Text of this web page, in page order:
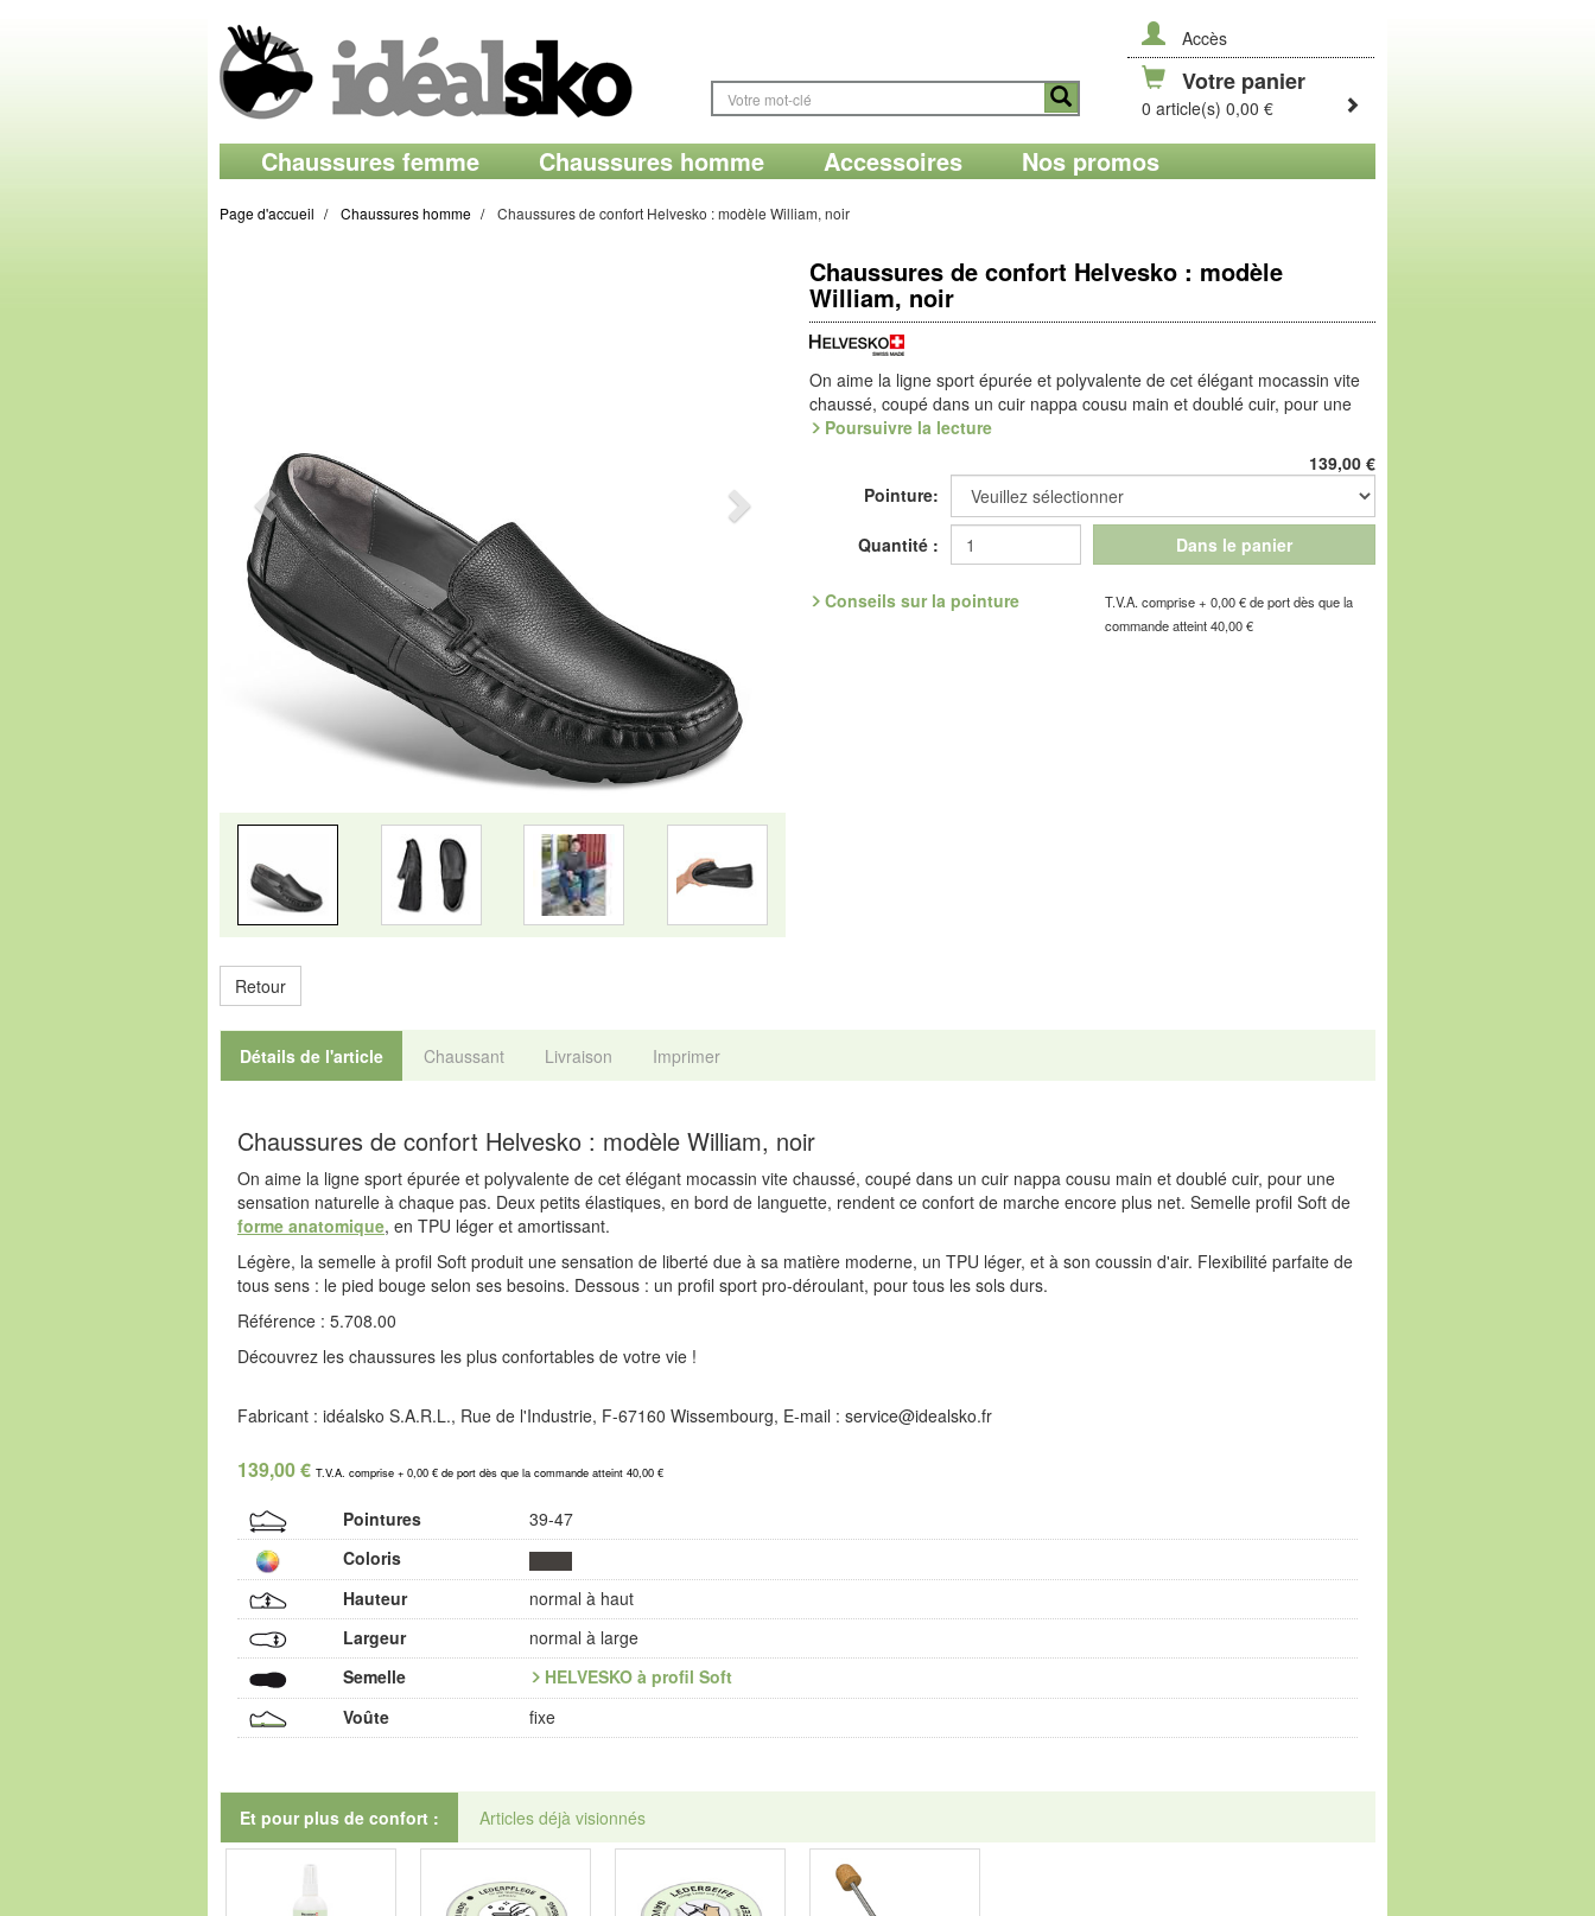
Accès
Votre panier
0 article(s) 0,00 €
Chaussures femme Chaussures homme Accessoires Nos promos
Page d'accueil Chaussures homme Chaussures de confort Helvesko : modèle William, noir
Chaussures de confort Helvesko : modèle
William, noir
On aime la ligne sport épurée et polyvalente de cet élégant mocassin vite
chaussé, coupé dans un cuir nappa cousu main et doublé cuir, pour une
sensation naturelle à chaque pas. Deux petits élastiques, en bord de
forme anatomique, en TPU léger et amortissant.
Légère, la semelle à profil Soft produit une sensation de liberté due à sa
matière moderne, un TPU léger, et à son coussin d'air. Flexibilité parfaite
de tous sens : le pied bouge selon ses besoins. Dessous : un profil sport
Référence : 5.708.00
Poursuivre la lecture
139,00 €
Pointure:
Quantité : Dans le panier
Conseils sur la pointure
T.V.A. comprise + 0,00 € de port dès que la
commande atteint 40,00 €
Retour
Détails de l'article Chaussant Livraison Imprimer
Chaussures de confort Helvesko : modèle William, noir
On aime la ligne sport épurée et polyvalente de cet élégant mocassin vite chaussé, coupé dans un cuir nappa cousu main et doublé cuir, pour une
sensation naturelle à chaque pas. Deux petits élastiques, en bord de languette, rendent ce confort de marche encore plus net. Semelle profil Soft de
forme anatomique, en TPU léger et amortissant.
Légère, la semelle à profil Soft produit une sensation de liberté due à sa matière moderne, un TPU léger, et à son coussin d'air. Flexibilité parfaite de
tous sens : le pied bouge selon ses besoins. Dessous : un profil sport pro-déroulant, pour tous les sols durs.
Référence : 5.708.00
Découvrez les chaussures les plus confortables de votre vie !
Fabricant : idéalsko S.A.R.L., Rue de l'Industrie, F-67160 Wissembourg, E-mail : service@idealsko.fr
139,00 € T.V.A. comprise + 0,00 € de port dès que la commande atteint 40,00 €
Pointures
39-47
Coloris
Hauteur
normal à haut
Largeur
normal à large
Semelle
HELVESKO à profil Soft
Voûte
fixe
Et pour plus de confort : Articles déjà visionnés